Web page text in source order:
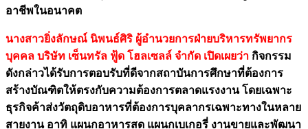
อาชีพในอนาคต
นางสาวยิ่งลักษณ์ นิพนธ์ศิริ ผู้อำนวยการฝ่ายบริหารทรัพยากร
บุคคล บริษัท เซ็นทรัล ฟู้ด โฮลเซลล์ จำกัด เปิดเผยว่า กิจกรรม
ดังกล่าวได้รับการตอบรับที่ดีจากสถาบันการศึกษาที่ต้องการ
สร้างบัณฑิตให้ตรงกับความต้องการตลาดแรงงาน โดยเฉพาะ
ธุรกิจค้าส่งวัตถุดิบอาหารที่ต้องการบุคลากรเฉพาะทางในหลาย
สายงาน อาทิ แผนกอาหารสด แผนกเบเกอรี่ งานขายและพัฒนา